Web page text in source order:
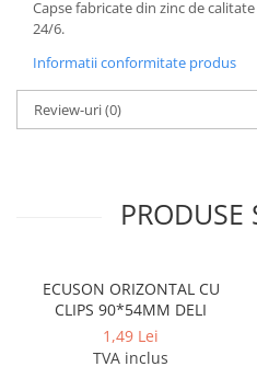
Stilouri
Radiere
Creta scolara
Plastilina
Sabloane
Truse geometrie
Capse fabricate din zinc de
24/6.
Informatii conformitate produs
Review-uri(0)
PRODUSE
ECUSON ORIZONTAL CU
CLIPS 90*54MM DELI
1,49 Lei
TVA inclus